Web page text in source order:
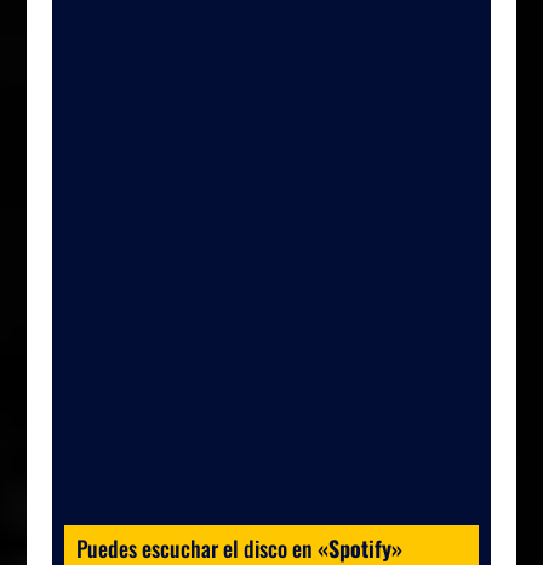
Puedes escuchar el disco en«Spotify»